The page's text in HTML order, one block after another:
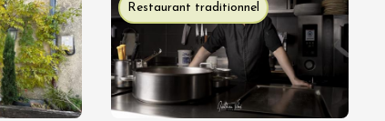
Restaurant traditionnel